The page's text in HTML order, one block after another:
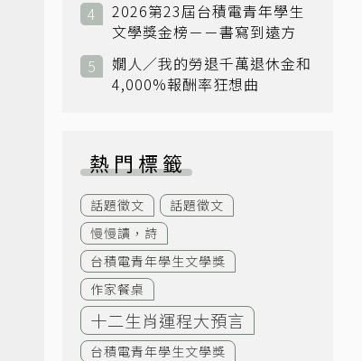
2026第23屆台積電青年學生
文學獎金榜－－書寫到遠方
嫺人／我的勞退千萬退休金和
4,000%報酬率狂想曲
熱門標籤
話題徵文
話題徵文
慢慢讀，詩
台積電青年學生文學獎
作家餐桌
十二生肖運程大預言
台積電青年學生文學獎